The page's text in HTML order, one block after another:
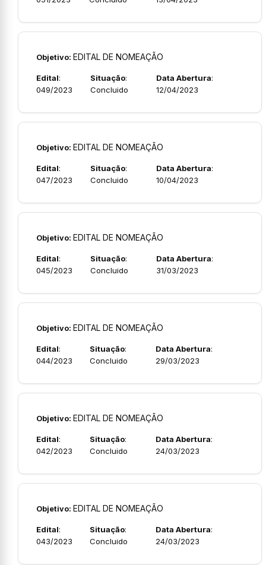
Objetivo: EDITAL DE NOMEAÇÃO
Edital:
049/2023
Situação:
Concluido
Data Abertura:
12/04/2023
Objetivo: EDITAL DE NOMEAÇÃO
Edital:
047/2023
Situação:
Concluido
Data Abertura:
10/04/2023
Objetivo: EDITAL DE NOMEAÇÃO
Edital:
045/2023
Situação:
Concluido
Data Abertura:
31/03/2023
Objetivo: EDITAL DE NOMEAÇÃO
Edital:
044/2023
Situação:
Concluido
Data Abertura:
29/03/2023
Objetivo: EDITAL DE NOMEAÇÃO
Edital:
042/2023
Situação:
Concluido
Data Abertura:
24/03/2023
Objetivo: EDITAL DE NOMEAÇÃO
Edital:
043/2023
Situação:
Concluido
Data Abertura:
24/03/2023